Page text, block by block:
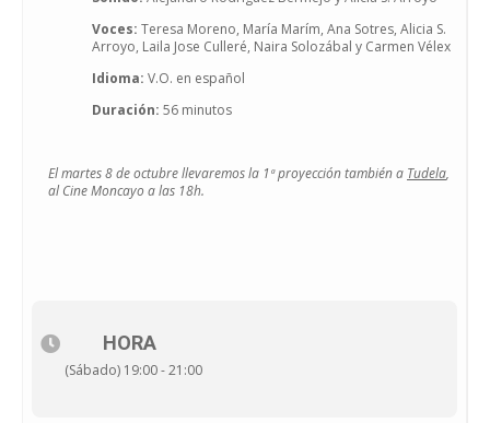
Voces: Teresa Moreno, María Marím, Ana Sotres, Alicia S.
Arroyo, Laila Jose Culleré, Naira Solozábal y Carmen Vélex
Idioma: V.O. en español
Duración: 56 minutos
El martes 8 de octubre llevaremos la 1ª proyección también a Tudela,
al Cine Moncayo a las 18h.
HORA
(Sábado) 19:00 - 21:00